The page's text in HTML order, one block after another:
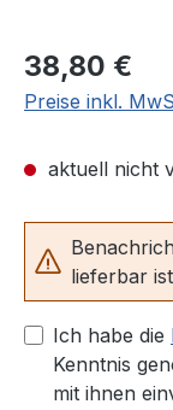
Regulärer Preis:
38,80 €
Preise inkl.
aktuell nicht
lieferbar
Ich habe die
Kenntnis
mit ihnen